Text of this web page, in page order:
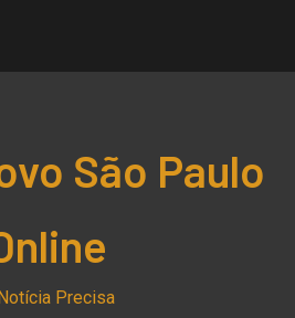
São Paulo
Precisa